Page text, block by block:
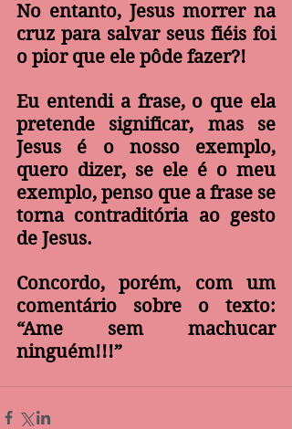
No entanto, Jesus morrer na
cruz para salvar seus fiéis foi
o pior que ele pôde fazer?!
Eu entendi a frase, o que ela
pretende significar, mas se
Jesus é o nosso exemplo,
quero dizer, se ele é o meu
exemplo, penso que a frase se
torna contraditória ao gesto
de Jesus.
Concordo, porém, com um
comentário sobre o texto:
“Ame sem machucar
ninguém!!!”